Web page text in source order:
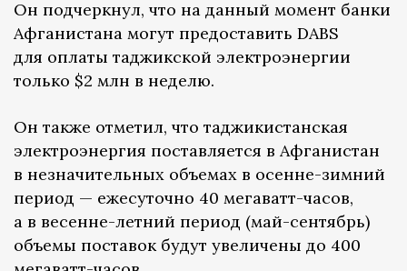
Он подчеркнул, что на данный момент банки
Афганистана могут предоставить DABS
для оплаты таджикской электроэнергии
только $2 млн в неделю.
Он также отметил, что таджикистанская
электроэнергия поставляется в Афганистан
в незначительных объемах в осенне-зимний
период — ежесуточно 40 мегаватт-часов,
а в весенне-летний период (май-сентябрь)
объемы поставок будут увеличены до 400